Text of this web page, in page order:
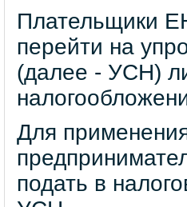
Плательщики
перейти на
(далее - УСН)
Для
подать в